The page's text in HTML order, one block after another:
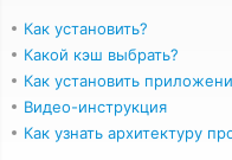
Как установить?
Какой кэш выбрать?
Как установить
Видео-инструкция
Как узнать архитектуру